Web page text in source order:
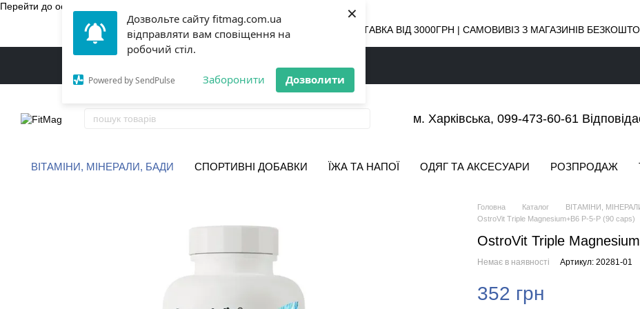
Дозвольте сайту fitmag.com.ua
відправляти вам сповіщення на
робочий стіл.
Powered by SendPulse Заборонити Дозволити
×
Перейти до основного контенту
БЕЗКОШТОВНА ДОСТАВКА ВІД 3000ГРН | САМОВИВІЗ З МАГАЗИНІВ
м. Харківська, 099-473-60-61
ВІТАМІНИ, МІНЕРАЛИ, БАДИ СПОРТИВНІ ДОБАВКИ ЇЖА ТА НАПОЇ ОДЯГ ТА АКСЕСУАРИ РОЗПРОДАЖ
Головна Каталог ВІТАМІНИ,
OstroVit Triple Magnesium+B6 P-5-P (90 caps)
OstroVit Triple
Немає в наявності Артикул: 20281-01
352 грн